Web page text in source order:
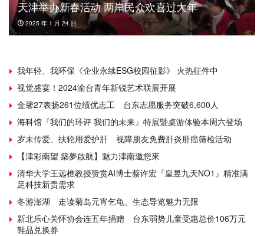
天津举办新春活动 两岸民众欢喜过大年
2025 年 1 月 24 日
我年轻、我环保《企业永续ESG校园征影》 火热征件中
视觉盛宴！2024渝台青年新锐艺术联展开展
金馨27表扬261位绩优志工 台东志愿服务突破6,600人
海科馆『我们的环评 我们的未来』特展暨桌游体验本周六登场
岁末传爱、扶轮用爱护肝 视障朋友免费肝炎肝癌筛检活动
【津彩南望 築夢啟航】魅力津南邀您來
清华大学王远樵教授赞赏AI博士蔡许宏『皇昱九天NO1』精准满
足科技新贵需求
冬游澎湖 走读菊岛元宵乞龟、生态导览魅力无限
新北乐心关怀协会连五年捐赠 台东弱势儿童受惠总价106万元
鞋品兑换券